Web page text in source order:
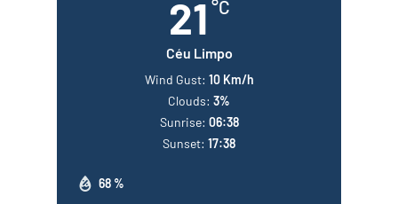
21 °C
Céu Limpo
68 %
Wind Gust: 10 Km/h
Clouds: 3%
Sunrise: 06:38
Sunset: 17:38